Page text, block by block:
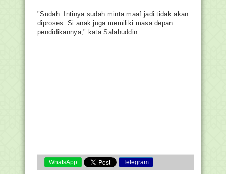
"Sudah. Intinya sudah minta maaf jadi tidak akan
diproses. Si anak juga memiliki masa depan
pendidikannya," kata Salahuddin.
WhatsApp Telegram